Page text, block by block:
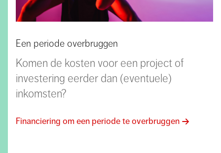
Een periode overbruggen
Komen de kosten voor een project of
investering eerder dan (eventuele)
inkomsten?
Financiering om een periode te overbruggen